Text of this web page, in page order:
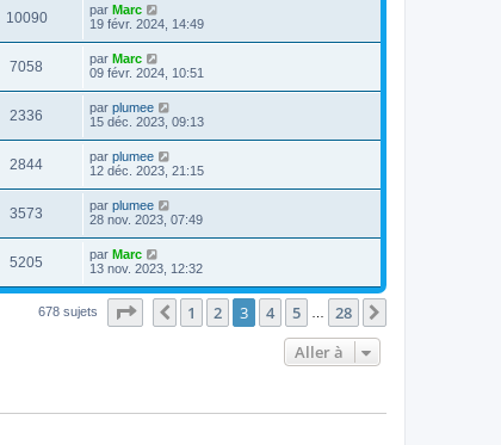
10090 par Marc
19 févr. 2024, 14:49
7058 par Marc
09 févr. 2024, 10:51
2336 par plumee
15 déc. 2023, 09:13
2844 par plumee
12 déc. 2023, 21:15
3573 par plumee
28 nov. 2023, 07:49
5205 par Marc
13 nov. 2023, 12:32
678 sujets Page sur28
Précédente
1 2 3 4 5 28
Aller à